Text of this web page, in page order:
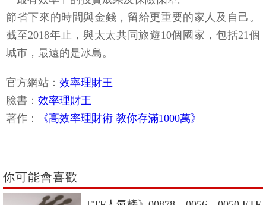
截至2018年止，與太太共同旅遊10個國家，包括21個
城市，最遠的是冰島。
官方網站：效率理財王
著作：《高效率理財術 教你存滿1000萬》
3王鼎立成形！00919、00929再摘人